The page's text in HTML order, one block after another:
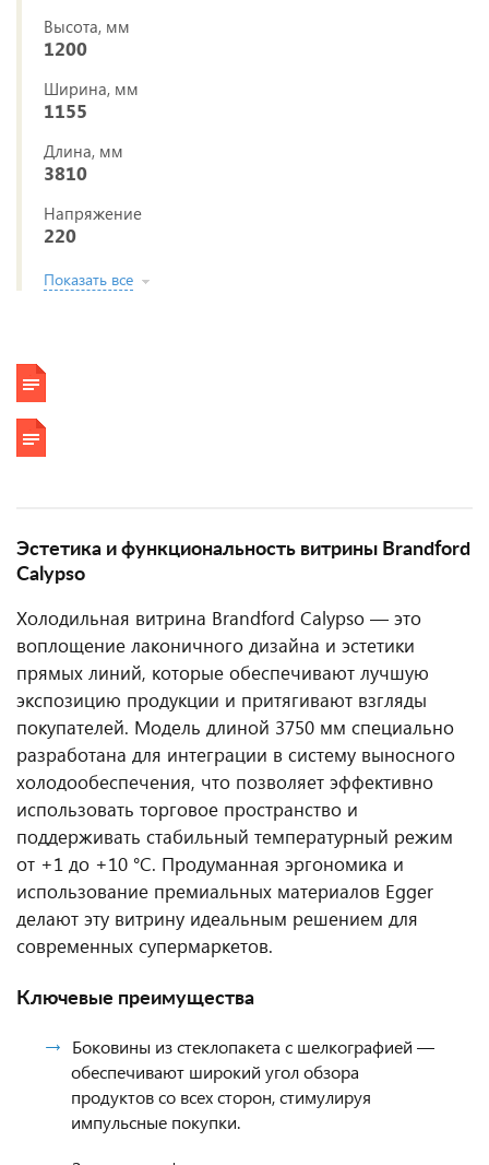
Высота, мм
1200
Ширина, мм
1155
Длина, мм
3810
Напряжение
220
Показать все
Эстетика и функциональность витрины Brandford
Calypso
Холодильная витрина Brandford Calypso — это
воплощение лаконичного дизайна и эстетики
прямых линий, которые обеспечивают лучшую
экспозицию продукции и притягивают взгляды
покупателей. Модель длиной 3750 мм специально
разработана для интеграции в систему выносного
холодообеспечения, что позволяет эффективно
использовать торговое пространство и
поддерживать стабильный температурный режим
от +1 до +10 °C. Продуманная эргономика и
использование премиальных материалов Egger
делают эту витрину идеальным решением для
современных супермаркетов.
Ключевые преимущества
Боковины из стеклопакета с шелкографией —
обеспечивают широкий угол обзора
продуктов со всех сторон, стимулируя
импульсные покупки.